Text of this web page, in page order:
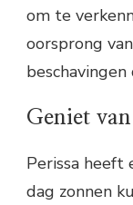
om te
oorsprong
Geniet
Perissa heeft
dag zonnen